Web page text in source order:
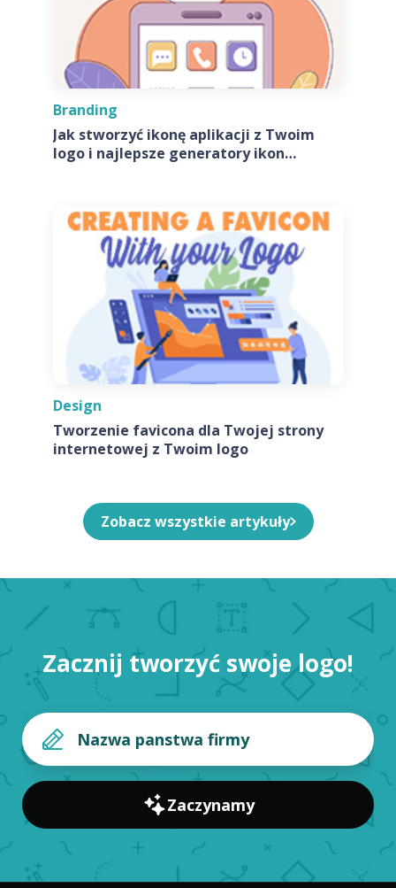
Branding
Jak stworzyć ikonę aplikacji z Twoim
logo i najlepsze generatory ikon
Design
Tworzenie favicona dla Twojej strony
internetowej z Twoim logo
Zobacz wszystkie artykuły
Zacznij tworzyć swoje logo!
Zaczynamy